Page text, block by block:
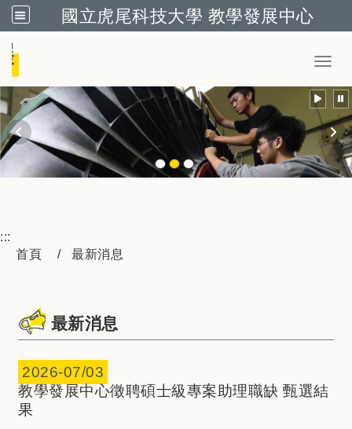
國立虎尾科技大學 教學發展中心
:::
首頁
最新消息
最新消息
2026-07/03
教學發展中心徵聘碩士級專案助理職缺 甄選結
果